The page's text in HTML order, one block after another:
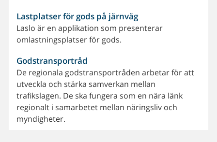
Lastplatser för gods på järnväg
Laslo är en applikation som presenterar
omlastningsplatser för gods.
Godstransportråd
De regionala godstransportråden arbetar för att
utveckla och stärka samverkan mellan
trafikslagen. De ska fungera som en nära länk
regionalt i samarbetet mellan näringsliv och
myndigheter.